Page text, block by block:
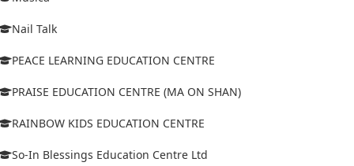
Nail Talk
PEACE LEARNING EDUCATION CENTRE
PRAISE EDUCATION CENTRE (MA ON SHAN)
RAINBOW KIDS EDUCATION CENTRE
So-In Blessings Education Centre Ltd